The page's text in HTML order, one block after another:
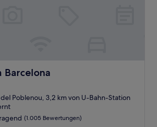
Barcelona
del Poblenou, 3,2 km von U-Bahn-Station
(1.005 Bewertungen)